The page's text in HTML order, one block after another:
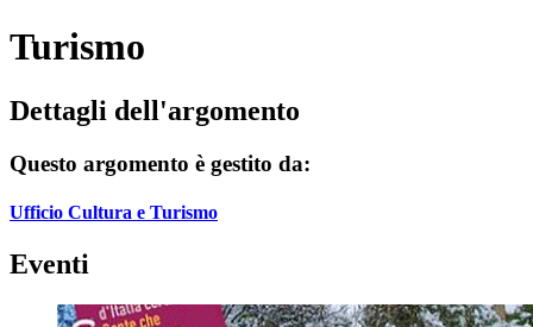
Turismo
Dettagli dell'argomento
Questo argomento è gestito da:
Ufficio Cultura e Turismo
Eventi